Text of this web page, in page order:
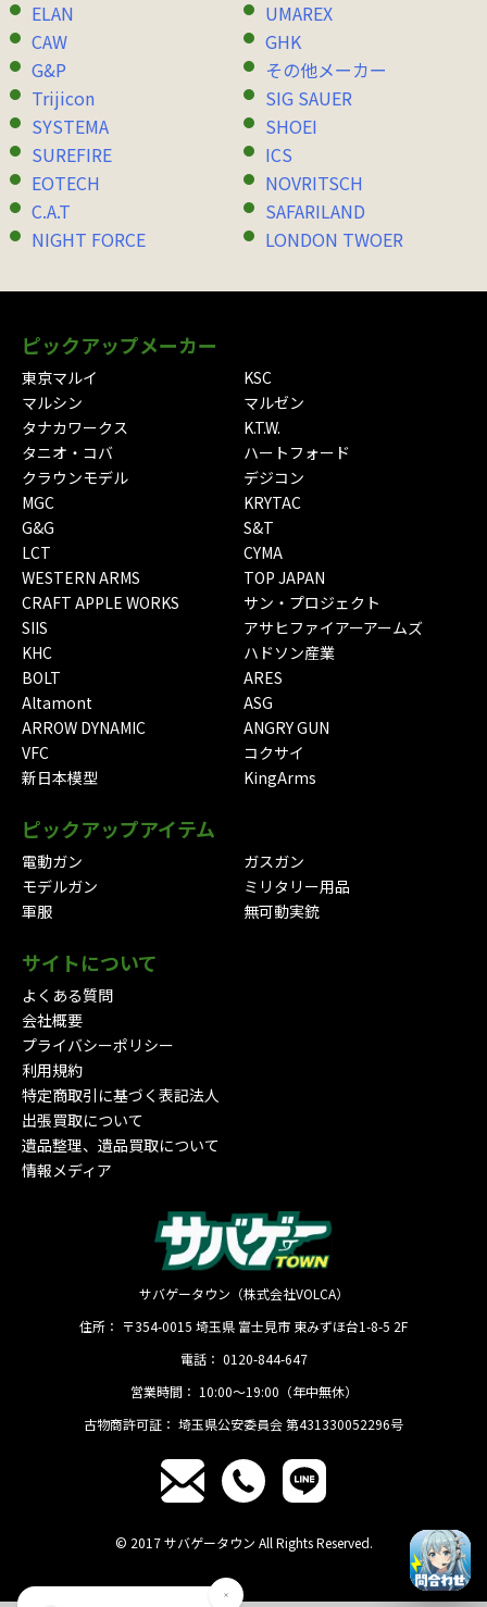
ELAN
UMAREX
CAW
GHK
G&P
その他メーカー
Trijicon
SIG SAUER
SYSTEMA
SHOEI
SUREFIRE
ICS
EOTECH
NOVRITSCH
C.A.T
SAFARILAND
NIGHT FORCE
LONDON TWOER
ピックアップメーカー
東京マルイ
KSC
マルシン
マルゼン
タナカワークス
K.T.W.
タニオ・コバ
ハートフォード
クラウンモデル
デジコン
MGC
KRYTAC
G&G
S&T
LCT
CYMA
WESTERN ARMS
TOP JAPAN
CRAFT APPLE WORKS
サン・プロジェクト
SIIS
アサヒファイアーアームズ
KHC
ハドソン産業
BOLT
ARES
Altamont
ASG
ARROW DYNAMIC
ANGRY GUN
VFC
コクサイ
新日本模型
KingArms
ピックアップアイテム
電動ガン
ガスガン
モデルガン
ミリタリー用品
軍服
無可動実銃
サイトについて
よくある質問
会社概要
プライバシーポリシー
利用規約
特定商取引に基づく表記法人
出張買取について
遺品整理、遺品買取について
情報メディア
サバゲータウン（株式会社VOLCA）
住所： 〒354-0015 埼玉県 富士見市 東みずほ台1-8-5 2F
電話： 0120-844-647
営業時間： 10:00〜19:00（年中無休）
古物商許可証： 埼玉県公安委員会 第431330052296号
© 2017 サバゲータウン All Rights Reserved.